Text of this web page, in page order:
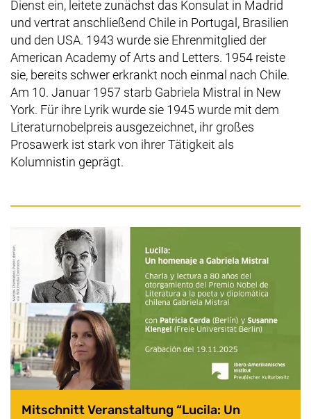
Dienst ein, leitete zunächst das Konsulat in Madrid
und vertrat anschließend Chile in Portugal, Brasilien
und den USA. 1943 wurde sie Ehrenmitglied der
American Academy of Arts and Letters. 1954 reiste
sie, bereits schwer erkrankt noch einmal nach Chile.
Am 10. Januar 1957 starb Gabriela Mistral in New
York. Für ihre Lyrik wurde sie 1945 wurde mit dem
Literaturnobelpreis ausgezeichnet, ihr großes
Prosawerk ist stark von ihrer Tätigkeit als
Kolumnistin geprägt.
Mitschnitt Veranstaltung “Lucila: Un